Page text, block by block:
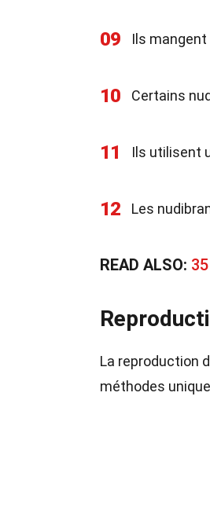
09 Ils
10 Certains
11 Ils utilisent
12 Les
READ ALSO:
La reproduction
méthodes